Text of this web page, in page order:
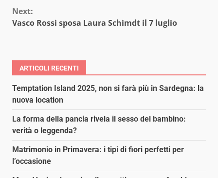
Next:
Vasco Rossi sposa Laura Schimdt il 7 luglio
ARTICOLI RECENTI
Temptation Island 2025, non si farà più in Sardegna: la
nuova location
La forma della pancia rivela il sesso del bambino:
verità o leggenda?
Matrimonio in Primavera: i tipi di fiori perfetti per
l’occasione